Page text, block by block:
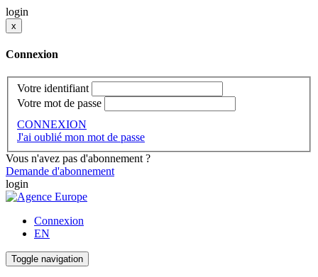
login
x
Connexion
Votre identifiant
Votre mot de passe
CONNEXION
J'ai oublié mon mot de passe
Vous n'avez pas d'abonnement ?
Demande d'abonnement
login
Connexion
EN
Toggle navigation